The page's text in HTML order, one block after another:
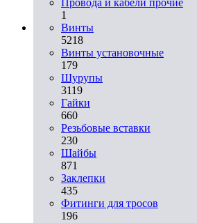
1
Винты
5218
Винты установочные
179
Шурупы
3119
Гайки
660
Резьбовые вставки
230
Шайбы
871
Заклепки
435
Фитинги для тросов
196